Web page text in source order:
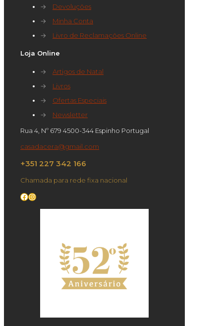
→
Devoluções
→
Minha Conta
→
Livro de Reclamações Online
Loja Online
→
Artigos de Natal
→
Livros
→
Ofertas Especiais
→
Newsletter
Rua 4, Nº 679 4500-344 Espinho Portugal
casadacera@gmail.com
+351 227 342 166
Chamada para rede fixa nacional
Facebook
Instagram